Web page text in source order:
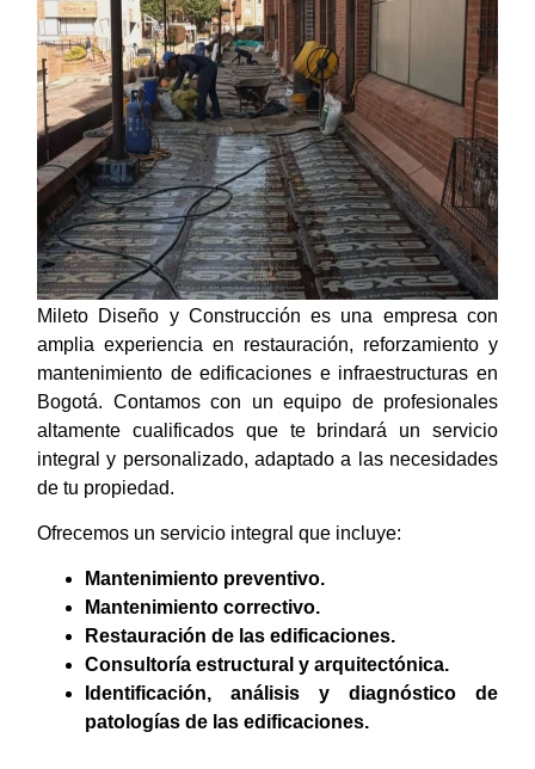
Mileto Diseño y Construcción es una empresa con
amplia experiencia en restauración, reforzamiento y
mantenimiento de edificaciones e infraestructuras en
Bogotá. Contamos con un equipo de profesionales
altamente cualificados que te brindará un servicio
integral y personalizado, adaptado a las necesidades
de tu propiedad.
Ofrecemos un servicio integral que incluye:
Mantenimiento preventivo.
Mantenimiento correctivo.
Restauración de las edificaciones.
Consultoría estructural y arquitectónica.
Identificación, análisis y diagnóstico de
patologías de las edificaciones.